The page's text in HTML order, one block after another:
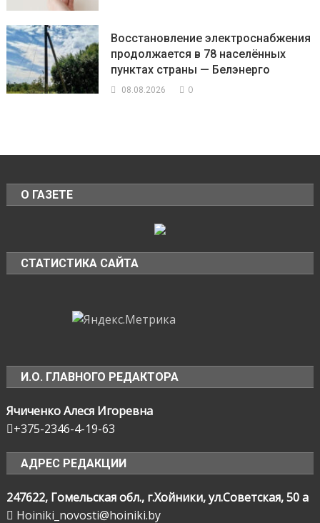
Восстановление электроснабжения
продолжается в 78 населённых
пунктах страны — Белэнерго
08.08.2026 0
О ГАЗЕТЕ
СТАТИСТИКА САЙТА
И.О. ГЛАВНОГО РЕДАКТОРА
Ячиченко Алеся Игоревна
+375-2346-4-19-63
АДРЕС РЕДАКЦИИ
247622, Гомельская обл., г.Хойники, ул.Советская, 50 а
Hoiniki_novosti@hoiniki.by